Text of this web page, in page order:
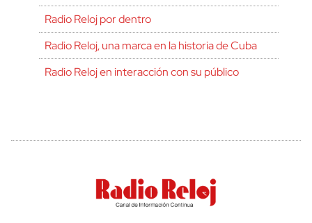
Radio Reloj por dentro
Radio Reloj, una marca en la historia de Cuba
Radio Reloj en interacción con su público